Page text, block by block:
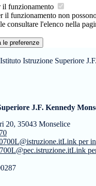
il funzionamento
il funzionamento non
consultare l'elenco nella
le preferenze
Istituto Istruzione Superiore
J.F. Kennedy
20, 35043 Monselice
Link per
Link